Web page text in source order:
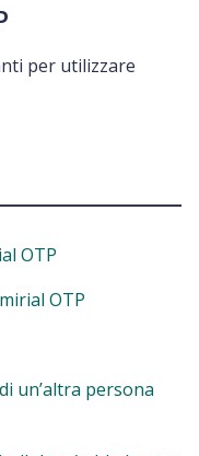
per utilizzare
OTP
OTP
un’altra persona